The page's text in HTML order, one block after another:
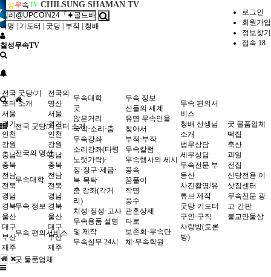
로그인
회원가입
정보찾기
접속 18
칠 성무속TV CHILSUNG SHAMAN TV
작명 기도터 굿당 부적 청배
칠성무속TV
전국 굿당/기도터 소개
전국의 명산
무속대학
무속 정보
무속 편의서비스
굿 물품업체
전국 굿당/기
도터 소개
서울
경기
인천
강원
충남
충북
전남
전북
경남
경북
울산
대구
부산
제주
전국의
명산
서울
경기
인천
강원
충남
충북
전남
전북
경남
경북
울산
대구
부산
제주
무속대학
굿
앉은거리
국악·소리·춤
무속강좌
소리강좌(타령
노랫가락)·
징·장구·제금·
북·목탁
춤 강좌(각거
리)
치성·정성·고사
무속용품 설명
및 제작
무속실무 24시
무속 정보
신들의 세계
유명 무속인을
찾아서
부적·부작
무속칼럼
무속행사와 세시
풍속
꿈풀이
작명
풍수
관혼상제
타로
보존회·무속단
체·무속학원
무속 편의서
비스
청배 선생님
소개
법무상담
세무상담
무속전문 부
동산
사진촬영/유
튜브 제작
굿당·기도터
구인·구직
사랑방(토론
방)
굿 물품업체
떡집
축산
과일
전집
신당전용 이
삿짐센터
무속전문 광
고·간판
불교만물상